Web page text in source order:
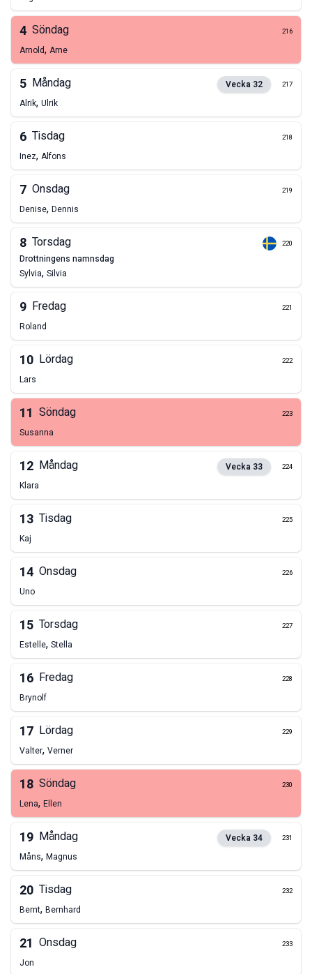
4 Söndag 216
Arnold, Arne
5 Måndag Vecka 32 217
Alrik, Ulrik
6 Tisdag 218
Inez, Alfons
7 Onsdag 219
Denise, Dennis
8 Torsdag 220
drottningens namnsdag
Sylvia, Silvia
9 Fredag 221
Roland
10 Lördag 222
Lars
11 Söndag 223
Susanna
12 Måndag Vecka 33 224
Klara
13 Tisdag 225
Kaj
14 Onsdag 226
Uno
15 Torsdag 227
Estelle, Stella
16 Fredag 228
Brynolf
17 Lördag 229
Valter, Verner
18 Söndag 230
Lena, Ellen
19 Måndag Vecka 34 231
Måns, Magnus
20 Tisdag 232
Bernt, Bernhard
21 Onsdag 233
Jon